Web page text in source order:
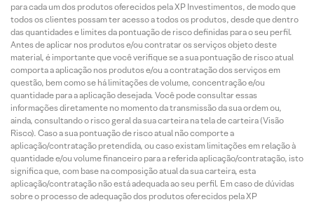
para cada um dos produtos oferecidos pela XP Investimentos, de modo que
todos os clientes possam ter acesso a todos os produtos, desde que dentro
das quantidades e limites da pontuação de risco definidas para o seu perfil.
Antes de aplicar nos produtos e/ou contratar os serviços objeto deste
material, é importante que você verifique se a sua pontuação de risco atual
comporta a aplicação nos produtos e/ou a contratação dos serviços em
questão, bem como se há limitações de volume, concentração e/ou
quantidade para a aplicação desejada. Você pode consultar essas
informações diretamente no momento da transmissão da sua ordem ou,
ainda, consultando o risco geral da sua carteira na tela de carteira (Visão
Risco). Caso a sua pontuação de risco atual não comporte a
aplicação/contratação pretendida, ou caso existam limitações em relação à
quantidade e/ou volume financeiro para a referida aplicação/contratação, isto
significa que, com base na composição atual da sua carteira, esta
aplicação/contratação não está adequada ao seu perfil. Em caso de dúvidas
sobre o processo de adequação dos produtos oferecidos pela XP